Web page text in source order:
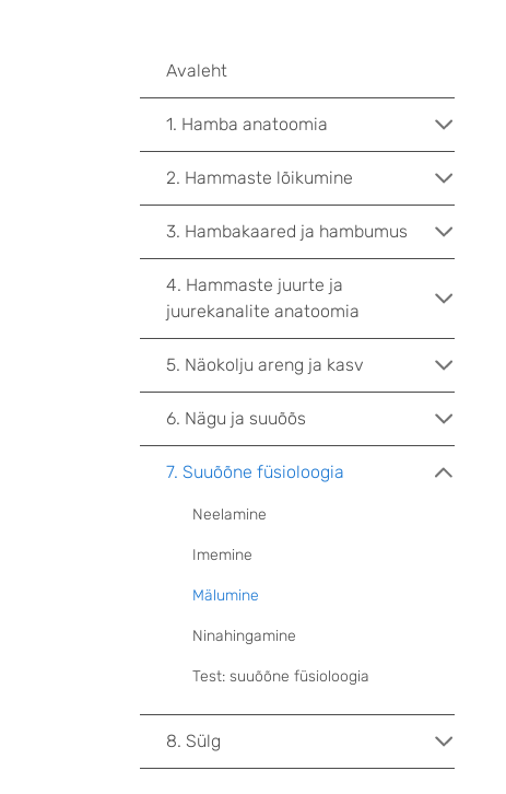
Avaleht
1. Hamba anatoomia
2. Hammaste lõikumine
3. Hambakaared ja hambumus
4. Hammaste juurte ja
juurekanalite anatoomia
5. Näokolju areng ja kasv
6. Nägu ja suuõõs
7. Suuõõne füsioloogia
Neelamine
Imemine
Mälumine
Ninahingamine
Test: suuõõne füsioloogia
8. Sülg